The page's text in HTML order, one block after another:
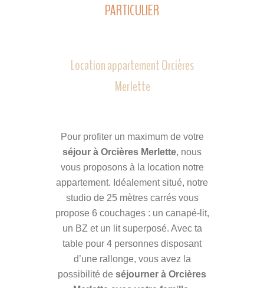
PARTICULIER
Location appartement Orcières
Merlette
Pour profiter un maximum de votre
séjour à Orcières Merlette, nous
vous proposons à la location notre
appartement. Idéalement situé, notre
studio de 25 mètres carrés vous
propose 6 couchages : un canapé-lit,
un BZ et un lit superposé. Avec ta
table pour 4 personnes disposant
d’une rallonge, vous avez la
possibilité de séjourner à Orcières